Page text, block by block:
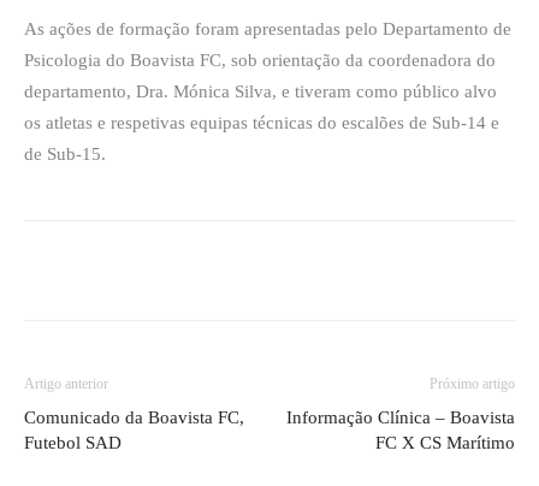
As ações de formação foram apresentadas pelo Departamento de
Psicologia do Boavista FC, sob orientação da coordenadora do
departamento, Dra. Mónica Silva, e tiveram como público alvo
os atletas e respetivas equipas técnicas do escalões de Sub-14 e
de Sub-15.
Artigo anterior
Comunicado da Boavista FC,
Futebol SAD
Próximo artigo
Informação Clínica – Boavista
FC X CS Marítimo